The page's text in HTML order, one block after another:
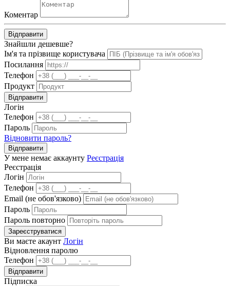
Коментар
Відправити
Знайшли дешевше?
Ім'я та прізвище користувача
Посилання
Телефон
Продукт
Відправити
Логін
Телефон
Пароль
Відновити пароль?
Відправити
У мене немає аккаунту Реєстрація
Реєстрація
Логін
Телефон
Email (не обов'язково)
Пароль
Пароль повторно
Зареєструватися
Ви маєте акаунт Логін
Відновлення паролю
Телефон
Відправити
Підписка